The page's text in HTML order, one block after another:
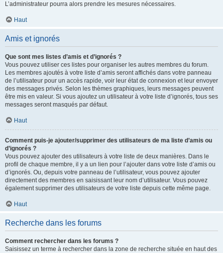
L’administrateur pourra alors prendre les mesures nécessaires.
Haut
Amis et ignorés
Que sont mes listes d’amis et d’ignorés ?
Vous pouvez utiliser ces listes pour organiser les autres membres du forum.
Les membres ajoutés à votre liste d’amis seront affichés dans votre panneau
de l’utilisateur pour un accès rapide, voir leur état de connexion et leur envoyer
des messages privés. Selon les thèmes graphiques, leurs messages peuvent
être mis en valeur. Si vous ajoutez un utilisateur à votre liste d’ignorés, tous ses
messages seront masqués par défaut.
Haut
Comment puis-je ajouter/supprimer des utilisateurs de ma liste d’amis ou
d’ignorés ?
Vous pouvez ajouter des utilisateurs à votre liste de deux manières. Dans le
profil de chaque membre, il y a un lien pour l’ajouter dans votre liste d’amis ou
d’ignorés. Ou, depuis votre panneau de l’utilisateur, vous pouvez ajouter
directement des membres en saisissant leur nom d’utilisateur. Vous pouvez
également supprimer des utilisateurs de votre liste depuis cette même page.
Haut
Recherche dans les forums
Comment rechercher dans les forums ?
Saisissez un terme à rechercher dans la zone de recherche située en haut des